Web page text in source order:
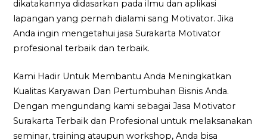
dikatakannya didasarkan pada ilmu dan aplikasi
lapangan yang pernah dialami sang Motivator. Jika
Anda ingin mengetahui jasa Surakarta Motivator
profesional terbaik dan terbaik.
Kami Hadir Untuk Membantu Anda Meningkatkan
Kualitas Karyawan Dan Pertumbuhan Bisnis Anda.
Dengan mengundang kami sebagai Jasa Motivator
Surakarta Terbaik dan Profesional untuk melaksanakan
seminar, training ataupun workshop, Anda bisa